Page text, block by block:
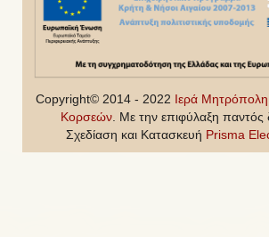
Copyright© 2014 - 2022 Ιερά
Κορσεών. Με την επιφύλαξη παντός
Σχεδίαση και Κατασκευή Prisma